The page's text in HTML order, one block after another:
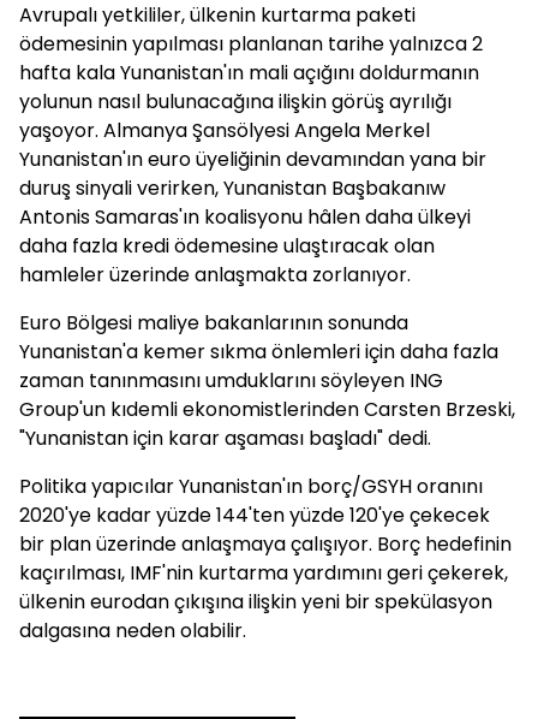
Avrupalı yetkililer, ülkenin kurtarma paketi
ödemesinin yapılması planlanan tarihe yalnızca 2
hafta kala Yunanistan'ın mali açığını doldurmanın
yolunun nasıl bulunacağına ilişkin görüş ayrılığı
yaşoyor. Almanya Şansölyesi Angela Merkel
Yunanistan'ın euro üyeliğinin devamından yana bir
duruş sinyali verirken, Yunanistan Başbakanıw
Antonis Samaras'ın koalisyonu hâlen daha ülkeyi
daha fazla kredi ödemesine ulaştıracak olan
hamleler üzerinde anlaşmakta zorlanıyor.
Euro Bölgesi maliye bakanlarının sonunda
Yunanistan'a kemer sıkma önlemleri için daha fazla
zaman tanınmasını umduklarını söyleyen ING
Group'un kıdemli ekonomistlerinden Carsten Brzeski,
"Yunanistan için karar aşaması başladı" dedi.
Politika yapıcılar Yunanistan'ın borç/GSYH oranını
2020'ye kadar yüzde 144'ten yüzde 120'ye çekecek
bir plan üzerinde anlaşmaya çalışıyor. Borç hedefinin
kaçırılması, IMF'nin kurtarma yardımını geri çekerek,
ülkenin eurodan çıkışına ilişkin yeni bir spekülasyon
dalgasına neden olabilir.